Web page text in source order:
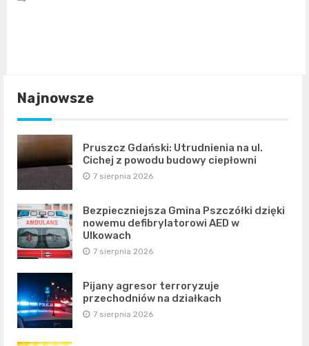
Najnowsze
Pruszcz Gdański: Utrudnienia na ul.
Cichej z powodu budowy ciepłowni
7 sierpnia 2026
Bezpieczniejsza Gmina Pszczółki dzięki
nowemu defibrylatorowi AED w
Ulkowach
7 sierpnia 2026
Pijany agresor terroryzuje
przechodniów na działkach
7 sierpnia 2026